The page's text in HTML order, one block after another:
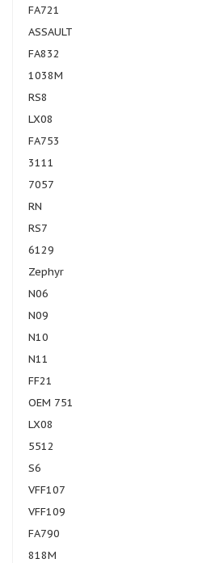
FA721
ASSAULT
FA832
1038M
RS8
LX08
FA753
3111
7057
RN
RS7
6129
Zephyr
N06
N09
N10
N11
FF21
OEM 751
LX08
5512
S6
VFF107
VFF109
FA790
818M